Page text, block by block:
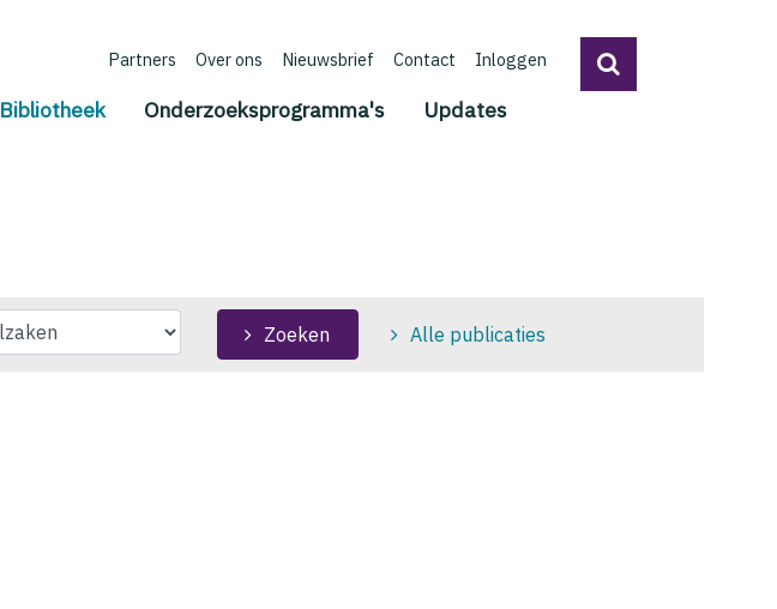
Partners Over ons Nieuwsbrief Contact Inloggen
Bibliotheek(current)Onderzoeksprogramma's Updates
Zoeken Alle publicaties